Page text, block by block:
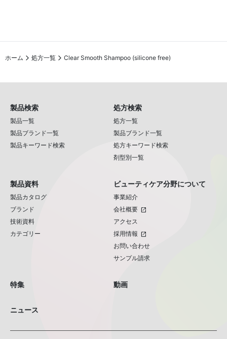
ホーム 処方一覧 Clear Smooth Shampoo (silicone free)
製品検索
製品一覧
製品ブランド一覧
製品キーワード検索
処方検索
処方一覧
製品ブランド一覧
処方キーワード検索
剤型別一覧
製品資料
製品カタログ
ブランド
技術資料
カテゴリー
ビューティケア分野について
事業紹介
会社概要 open_in_new
アクセス
採用情報 open_in_new
お問い合わせ
サンプル請求
特集 動画
ニュース